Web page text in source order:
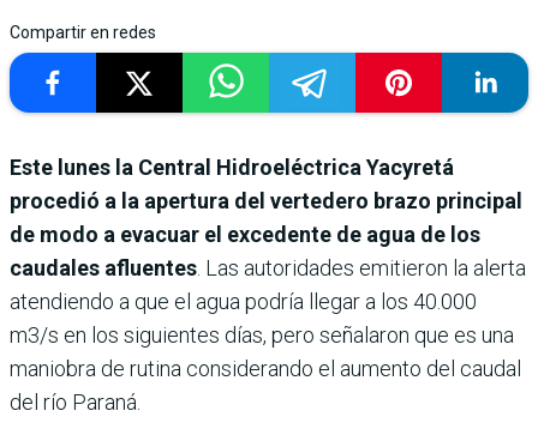
Compartir en redes
Este lunes la Central Hidroeléctrica Yacyretá
procedió a la apertura del vertedero brazo principal
de modo a evacuar el excedente de agua de los
caudales afluentes. Las autoridades emitieron la alerta
atendiendo a que el agua podría llegar a los 40.000
m3/s en los siguientes días, pero señalaron que es una
maniobra de rutina considerando el aumento del caudal
del río Paraná.